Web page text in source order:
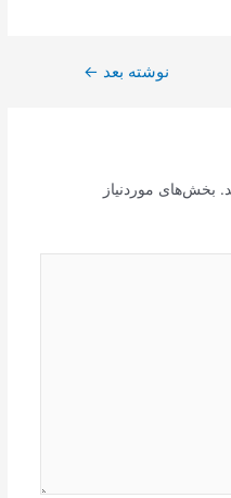
نوشته بعد ←
بخش‌های موردنیاز